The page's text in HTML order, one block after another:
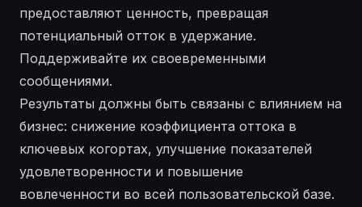
предоставляют ценность, превращая
потенциальный отток в удержание.
Поддерживайте их своевременными
сообщениями.
Результаты должны быть связаны с влиянием на
бизнес: снижение коэффициента оттока в
ключевых когортах, улучшение показателей
удовлетворенности и повышение
вовлеченности во всей пользовательской базе.